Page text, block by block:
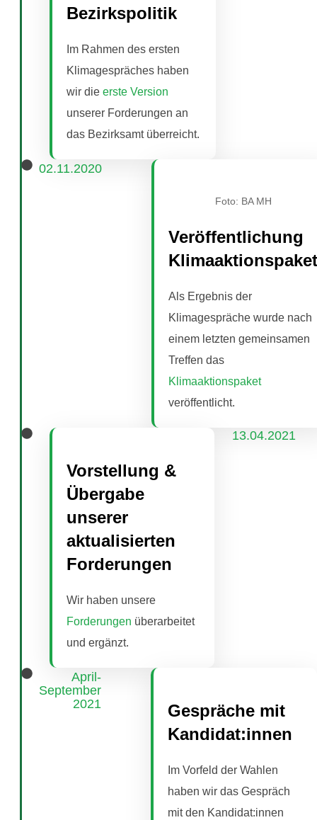
Bezirkspolitik
Im Rahmen des ersten
Klimagespräches haben
wir die erste Version
unserer Forderungen an
das Bezirksamt überreicht.
02.11.2020
Foto: BA MH
Veröffentlichung
Klimaaktionspaket
Als Ergebnis der
Klimagespräche wurde nach
einem letzten gemeinsamen
Treffen das
Klimaaktionspaket
veröffentlicht.
13.04.2021
Vorstellung &
Übergabe
unserer
aktualisierten
Forderungen
Wir haben unsere
Forderungen überarbeitet
und ergänzt.
April-
September
2021
Gespräche mit
Kandidat:innen
Im Vorfeld der Wahlen
haben wir das Gespräch
mit den Kandidat:innen